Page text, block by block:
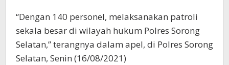
“Dengan 140 personel, melaksanakan patroli
sekala besar di wilayah hukum Polres Sorong
Selatan,” terangnya dalam apel, di Polres Sorong
Selatan, Senin (16/08/2021)